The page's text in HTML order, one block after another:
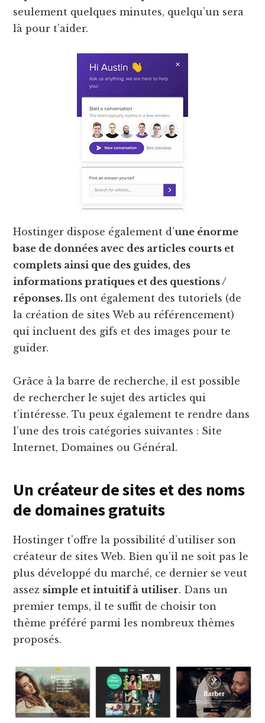
seulement quelques minutes, quelqu’un sera
là pour t’aider.
Hostinger dispose également d’une énorme
base de données avec des articles courts et
complets ainsi que des guides, des
informations pratiques et des questions /
réponses.Ils ont également des tutoriels (de
la création de sites Web au référencement)
qui incluent des gifs et des images pour te
guider.
Grâce à la barre de recherche, il est possible
de rechercher le sujet des articles qui
t’intéresse. Tu peux également te rendre dans
l’une des trois catégories suivantes : Site
Internet, Domaines ou Général.
Un créateur de sites et des noms
de domaines gratuits
Hostinger t’offre la possibilité d’utiliser son
créateur de sites Web. Bien qu’il ne soit pas le
plus développé du marché, ce dernier se veut
assez simple et intuitif à utiliser. Dans un
premier temps, il te suffit de choisir ton
thème préféré parmi les nombreux thèmes
proposés.